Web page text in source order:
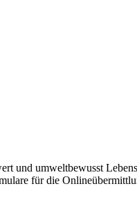
und umweltbewusst
für die